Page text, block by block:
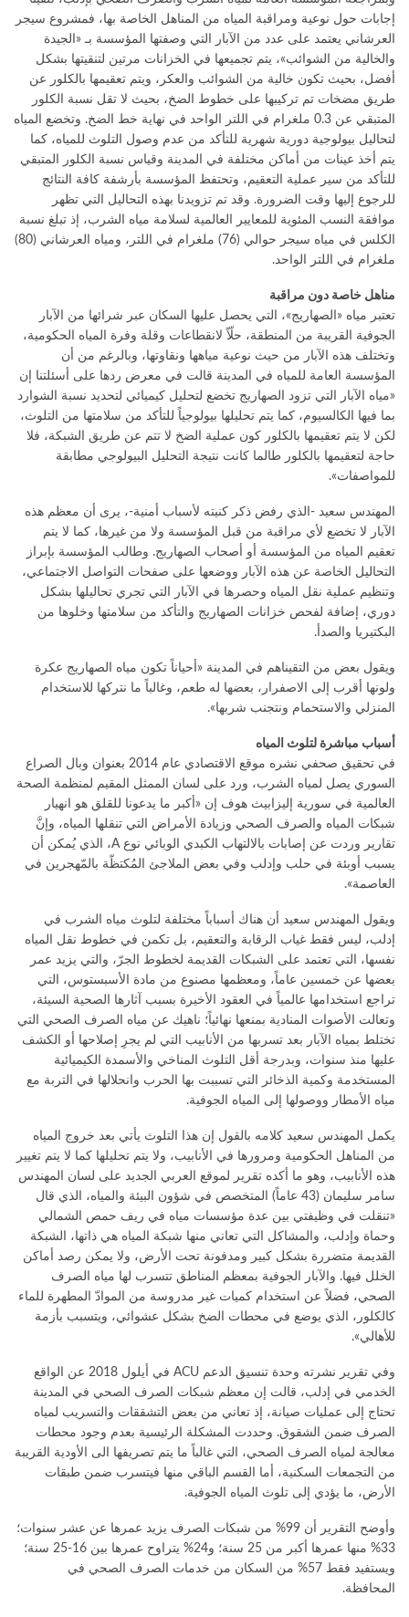
إجابات حول نوعية ومراقبة المياه من المناهل الخاصة بها، فمشروع سيجر
العرشاني يعتمد على عدد من الآبار التي وصفتها المؤسسة بـ «الجيدة
والخالية من الشوائب»، يتم تجميعها في الخزانات مرتين لتنقيتها بشكل
أفضل، بحيث تكون خالية من الشوائب والعكر، ويتم تعقيمها بالكلور عن
طريق مضخات تم تركيبها على خطوط الضخ، بحيث لا تقل نسبة الكلور
المتبقي عن 0.3 ملغرام في اللتر الواحد في نهاية خط الضخ. وتخضع المياه
لتحاليل بيولوجية دورية شهرية للتأكد من عدم وصول التلوث للمياه، كما
يتم أخذ عينات من أماكن مختلفة في المدينة وقياس نسبة الكلور المتبقي
للتأكد من سير عملية التعقيم، وتحتفظ المؤسسة بأرشفة كافة النتائج
للرجوع إليها وقت الضرورة. وقد تم تزويدنا بهذه التحاليل التي تظهر
موافقة النسب المئوية للمعايير العالمية لسلامة مياه الشرب، إذ تبلغ نسبة
الكلس في مياه سيجر حوالي (76) ملغرام في اللتر، ومياه العرشاني (80)
ملغرام في اللتر الواحد.
مناهل خاصة دون مراقبة
تعتبر مياه «الصهاريج»، التي يحصل عليها السكان عبر شرائها من الآبار
الجوفية القريبة من المنطقة، حلّاً لانقطاعات وقلة وفرة المياه الحكومية،
وتختلف هذه الآبار من حيث نوعية مياهها ونقاوتها، وبالرغم من أن
المؤسسة العامة للمياه في المدينة قالت في معرض ردها على أسئلتنا إن
«مياه الآبار التي تزود الصهاريج تخضع لتحليل كيميائي لتحديد نسبة الشوارد
بما فيها الكالسيوم، كما يتم تحليلها بيولوجياً للتأكد من سلامتها من التلوث،
لكن لا يتم تعقيمها بالكلور كون عملية الضخ لا تتم عن طريق الشبكة، فلا
حاجة لتعقيمها بالكلور طالما كانت نتيجة التحليل البيولوجي مطابقة
للمواصفات».
المهندس سعيد -الذي رفض ذكر كنيته لأسباب أمنية-، يرى أن معظم هذه
الآبار لا تخضع لأي مراقبة من قبل المؤسسة ولا من غيرها، كما لا يتم
تعقيم المياه من المؤسسة أو أصحاب الصهاريج. وطالب المؤسسة بإبراز
التحاليل الخاصة عن هذه الآبار ووضعها على صفحات التواصل الاجتماعي،
وتنظيم عملية نقل المياه وحصرها في الآبار التي تجري تحاليلها بشكل
دوري، إضافة لفحص خزانات الصهاريج والتأكد من سلامتها وخلوها من
البكتيريا والصدأ.
ويقول بعض من التقيناهم في المدينة «أحياناً تكون مياه الصهاريج عكرة
ولونها أقرب إلى الاصفرار، بعضها له طعم، وغالباً ما نتركها للاستخدام
المنزلي والاستحمام ونتجنب شربها».
أسباب مباشرة لتلوث المياه
في تحقيق صحفي نشره موقع الاقتصادي عام 2014 بعنوان وبال الصراع
السوري يصل لمياه الشرب، ورد على لسان الممثل المقيم لمنظمة الصحة
العالمية في سورية إليزابيث هوف إن «أكبر ما يدعونا للقلق هو انهيار
شبكات المياه والصرف الصحي وزيادة الأمراض التي تنقلها المياه، وإنَّ
تقارير وردت عن إصابات بالالتهاب الكبدي الوبائي نوع A، الذي يُمكن أن
يسبب أوبئة في حلب وإدلب وفي بعض الملاجئ المُكتظّة بالمّهجرين في
العاصمة».
ويقول المهندس سعيد أن هناك أسباباً مختلفة لتلوث مياه الشرب في
إدلب، ليس فقط غياب الرقابة والتعقيم، بل تكمن في خطوط نقل المياه
نفسها، التي تعتمد على الشبكات القديمة لخطوط الجرّ، والتي يزيد عمر
بعضها عن خمسين عاماً، ومعظمها مصنوع من مادة الأسبستوس، التي
تراجع استخدامها عالمياً في العقود الأخيرة بسبب آثارها الصحية السيئة،
وتعالت الأصوات المنادية بمنعها نهائياً؛ ناهيك عن مياه الصرف الصحي التي
تختلط بمياه الآبار بعد تسربها من الأنابيب التي لم يجرِ إصلاحها أو الكشف
عليها منذ سنوات، وبدرجة أقل التلوث المناخي والأسمدة الكيميائية
المستخدمة وكمية الذخائر التي تسببت بها الحرب وانحلالها في التربة مع
مياه الأمطار ووصولها إلى المياه الجوفية.
يكمل المهندس سعيد كلامه بالقول إن هذا التلوث يأتي بعد خروج المياه
من المناهل الحكومية ومرورها في الأنابيب، ولا يتم تحليلها كما لا يتم تغيير
هذه الأنابيب، وهو ما أكده تقرير لموقع العربي الجديد على لسان المهندس
سامر سليمان (43 عاماً) المتخصص في شؤون البيئة والمياه، الذي قال
«تنقلت في وظيفتي بين عدة مؤسسات مياه في ريف حمص الشمالي
وحماة وإدلب، والمشاكل التي تعاني منها شبكة المياه هي ذاتها، الشبكة
القديمة متضررة بشكل كبير ومدفونة تحت الأرض، ولا يمكن رصد أماكن
الخلل فيها. والآبار الجوفية بمعظم المناطق تتسرب لها مياه الصرف
الصحي، فضلاً عن استخدام كميات غير مدروسة من الموادّ المطهرة للماء
كالكلور، الذي يوضع في محطات الضخ بشكل عشوائي، ويتسبب بأزمة
للأهالي».
وفي تقرير نشرته وحدة تنسيق الدعم ACU في أيلول 2018 عن الواقع
الخدمي في إدلب، قالت إن معظم شبكات الصرف الصحي في المدينة
تحتاج إلى عمليات صيانة، إذ تعاني من بعض التشققات والتسريب لمياه
الصرف ضمن الشقوق. وحددت المشكلة الرئيسية بعدم وجود محطات
معالجة لمياه الصرف الصحي، التي غالباً ما يتم تصريفها الى الأودية القريبة
من التجمعات السكنية، أما القسم الباقي منها فيتسرب ضمن طبقات
الأرض، ما يؤدي إلى تلوث المياه الجوفية.
وأوضح التقرير أن 99% من شبكات الصرف يزيد عمرها عن عشر سنوات؛
33% منها عمرها أكبر من 25 سنة؛ و24% يتراوح عمرها بين 16-25 سنة؛
ويستفيد فقط 57% من السكان من خدمات الصرف الصحي في
المحافظة.